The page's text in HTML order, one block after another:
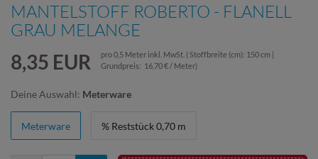
MANTELSTOFF ROBERTO - FLANELL
GRAU MELANGE
8,35 EUR pro0,5 Meter inkl. MwSt. ( Stoffbreite (cm): 150 cm |
Grundpreis: 16,70 € / Meter)
Deine Auswahl: Meterware
Meterware % Reststück 0,70 m